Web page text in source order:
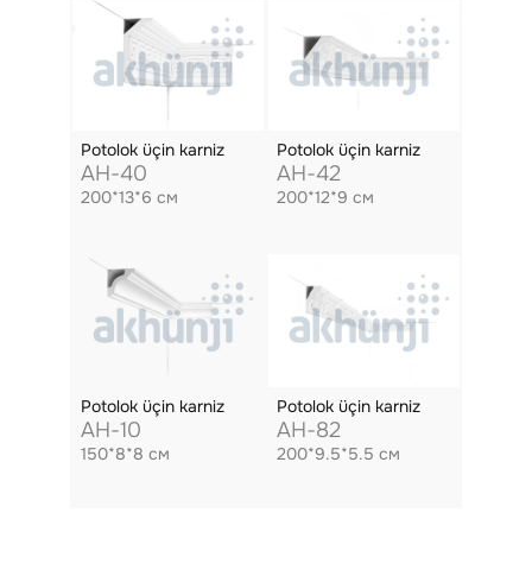
Potolok üçin karniz
AH-40
200*13*6 см
Potolok üçin karniz
AH-42
200*12*9 см
Potolok üçin karniz
AH-10
150*8*8 см
Potolok üçin karniz
AH-82
200*9.5*5.5 см